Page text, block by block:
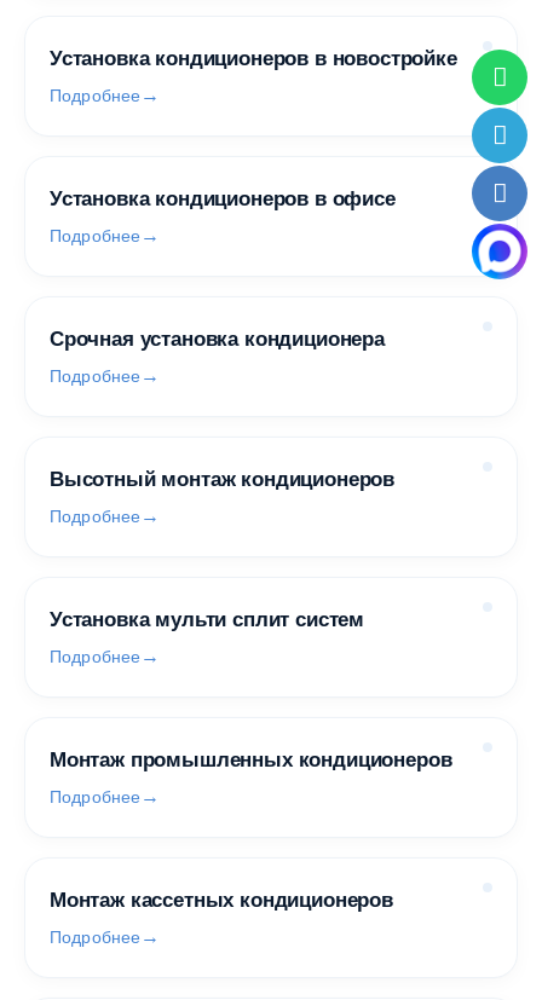
Установка кондиционеров в новостройке
Подробнее
Установка кондиционеров в офисе
Подробнее
Срочная установка кондиционера
Подробнее
Высотный монтаж кондиционеров
Подробнее
Установка мульти сплит систем
Подробнее
Монтаж промышленных кондиционеров
Подробнее
Монтаж кассетных кондиционеров
Подробнее